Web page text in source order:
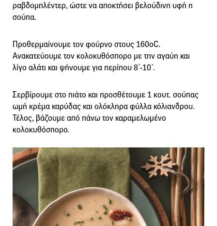
ραβδομπλέντερ, ώστε να αποκτήσει βελούδινη υφή η
σούπα.
Προθερμαίνουμε τον φούρνο στους 160οC.
Ανακατεύουμε τον κολοκυθόσπορο με την αγαύη και
λίγο αλάτι και ψήνουμε για περίπου 8΄-10΄.
Σερβίρουμε στο πιάτο και προσθέτουμε 1 κουτ. σούπας
ωμή κρέμα καρύδας και ολόκληρα φύλλα κόλιανδρου.
Τέλος, βάζουμε από πάνω τον καραμελωμένο
κολοκυθόσπορο.